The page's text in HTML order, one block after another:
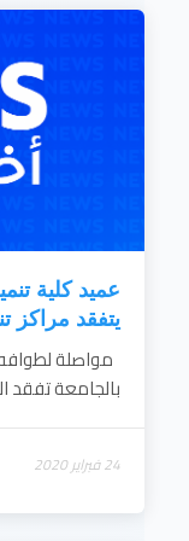
إكساب
دورها في
نشر الوعي
عميد كلية
يتفقد مراكز
مواصلة
بالجامعة تفقد
24 فبراير 2020